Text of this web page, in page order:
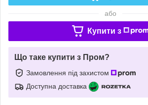
або
Купити з
Що таке купити з Пром?
Замовлення під захистом
Доступна доставка